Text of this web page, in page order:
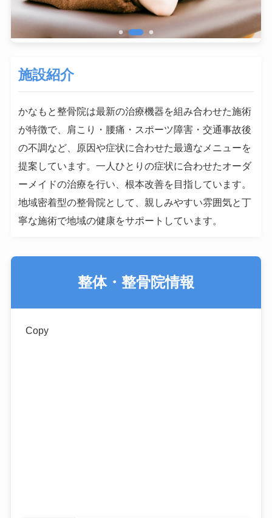
施設紹介
かなもと整骨院は最新の治療機器を組み合わせた施術
が特徴で、肩こり・腰痛・スポーツ障害・交通事故後
の不調など、原因や症状に合わせた最適なメニューを
提案しています。一人ひとりの症状に合わせたオーダ
ーメイドの治療を行い、根本改善を目指しています。
地域密着型の整骨院として、親しみやすい雰囲気と丁
寧な施術で地域の健康をサポートしています。
整体・整骨院情報
Copy